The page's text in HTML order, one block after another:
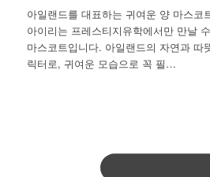
아일랜드를 대표하는 귀여운 양 마스코
아이리는 프레스티지유학에서만 만날
마스코트입니다. 아일랜드의 자연과 따
릭터로, 귀여운 모습으로 꼭 필…